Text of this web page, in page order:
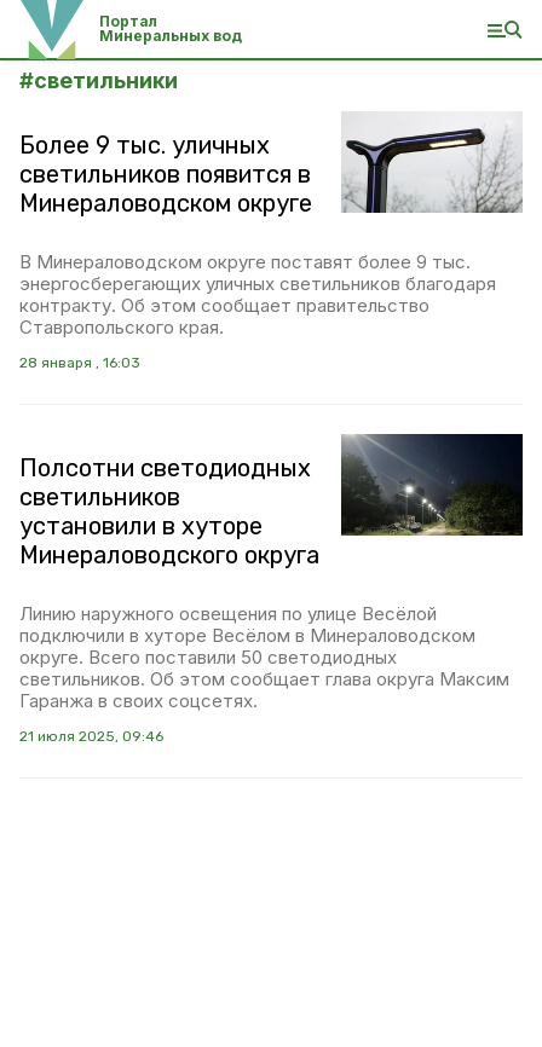
Портал
Минеральных вод
#светильники
Более 9 тыс. уличных
светильников появится в
Минераловодском округе
В Минераловодском округе поставят более 9 тыс.
энергосберегающих уличных светильников благодаря
контракту. Об этом сообщает правительство
Ставропольского края.
28 января , 16:03
Полсотни светодиодных
светильников
установили в хуторе
Минераловодского округа
Линию наружного освещения по улице Весёлой
подключили в хуторе Весёлом в Минераловодском
округе. Всего поставили 50 светодиодных
светильников. Об этом сообщает глава округа Максим
Гаранжа в своих соцсетях.
21 июля 2025, 09:46